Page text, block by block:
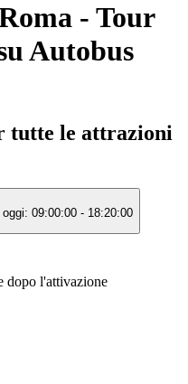
- Tour
Autobus
tutte le attrazioni
09:00:00 - 18:20:00
dopo l'attivazione